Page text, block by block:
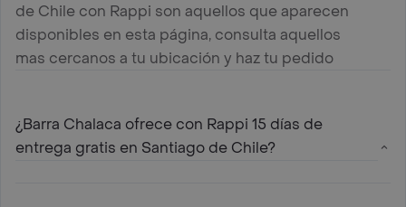
de Chile con Rappi son aquellos que aparecen
disponibles en esta página, consulta aquellos
mas cercanos a tu ubicación y haz tu pedido
¿Barra Chalaca ofrece con Rappi 15 días de
entrega gratis en Santiago de Chile?